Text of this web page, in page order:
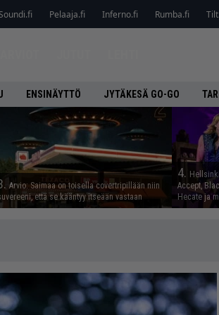
Pelaaja.fi Inferno.fi Rumba.fi
ENSINÄYTTÖ JYTÄKESÄ GO-GO
Arvio: Saimaa on toisella covertripillään niin
että se kääntyy itseään vastaan
4.
Accept,
Hecate ja